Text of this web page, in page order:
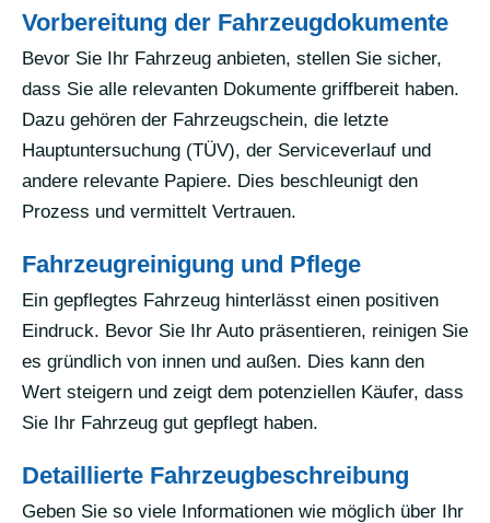
Vorbereitung der Fahrzeugdokumente
Bevor Sie Ihr Fahrzeug anbieten, stellen Sie sicher,
dass Sie alle relevanten Dokumente griffbereit haben.
Dazu gehören der Fahrzeugschein, die letzte
Hauptuntersuchung (TÜV), der Serviceverlauf und
andere relevante Papiere. Dies beschleunigt den
Prozess und vermittelt Vertrauen.
Fahrzeugreinigung und Pflege
Ein gepflegtes Fahrzeug hinterlässt einen positiven
Eindruck. Bevor Sie Ihr Auto präsentieren, reinigen Sie
es gründlich von innen und außen. Dies kann den
Wert steigern und zeigt dem potenziellen Käufer, dass
Sie Ihr Fahrzeug gut gepflegt haben.
Detaillierte Fahrzeugbeschreibung
Geben Sie so viele Informationen wie möglich über Ihr